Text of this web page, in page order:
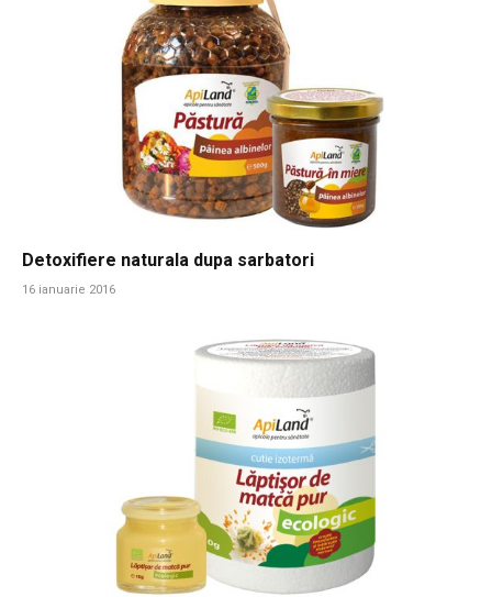
Detoxifiere naturala dupa sarbatori
16 ianuarie 2016